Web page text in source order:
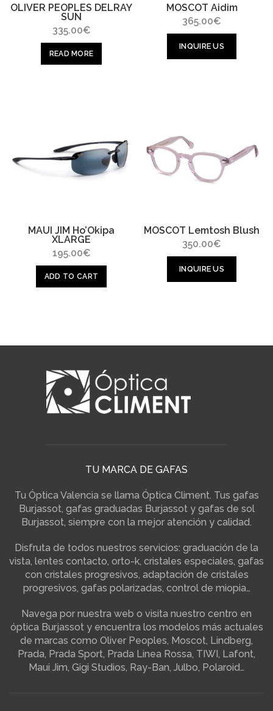
OLIVER PEOPLES DELRAY
SUN
335.00€
READ MORE
MOSCOT Aidim
365.00€
INQUIRE US
MAUI JIM Ho’Okipa
XLARGE
195.00€
ADD TO CART
MOSCOT Lemtosh Blush
350.00€
INQUIRE US
TU MARCA DE GAFAS
Tu Óptica Valencia se llama Óptica Climent. Tus gafas
Burjassot, gafas graduadas Burjassot y gafas de sol
Burjassot, siempre con la mejor atención y calidad.
Disfruta de todos nuestros servicios: graduación de la
vista, lentes contacto, orto-k, cristales especiales, gafas
con cristales progresivos, adaptación de cristales
progresivos, gafas polarizadas, control de miopia…
Navega por nuestra web o visita nuestro centro en
óptica Burjassot y encuentra los modelos más actuales
de marcas como Oliver Peoples, Moscot, Lindberg,
Prada, Prada Sport, Prada Linea Rossa, TIWI, Lafont,
Maui Jim, Gigi Studios, Ray-Ban, Julbo, Polaroid…